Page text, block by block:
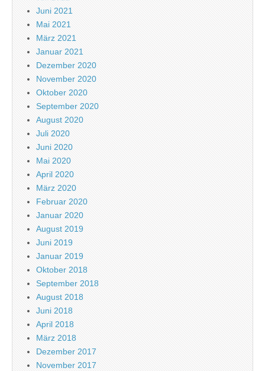
Juni 2021
Mai 2021
März 2021
Januar 2021
Dezember 2020
November 2020
Oktober 2020
September 2020
August 2020
Juli 2020
Juni 2020
Mai 2020
April 2020
März 2020
Februar 2020
Januar 2020
August 2019
Juni 2019
Januar 2019
Oktober 2018
September 2018
August 2018
Juni 2018
April 2018
März 2018
Dezember 2017
November 2017